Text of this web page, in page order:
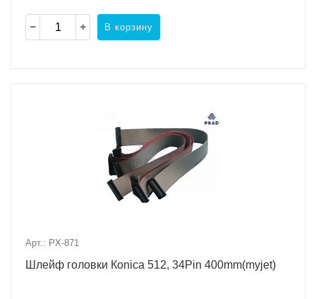
В корзину
Арт.: PX-871
Шлейф головки Коnica 512, 34Pin 400mm(myjet)